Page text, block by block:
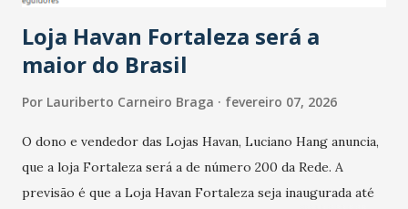
cresceu. De acordo com a pesquisa, 44% dos n...
Loja Havan Fortaleza será a
maior do Brasil
Por Lauriberto Carneiro Braga fevereiro 07, 2026
O dono e vendedor das Lojas Havan, Luciano Hang anuncia,
que a loja Fortaleza será a de número 200 da Rede. A
previsão é que a Loja Havan Fortaleza seja inaugurada até